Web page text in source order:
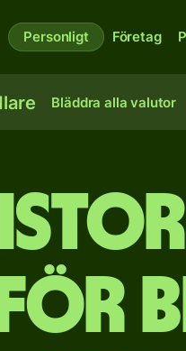
Personligt Företag
Bläddra alla valutor
för